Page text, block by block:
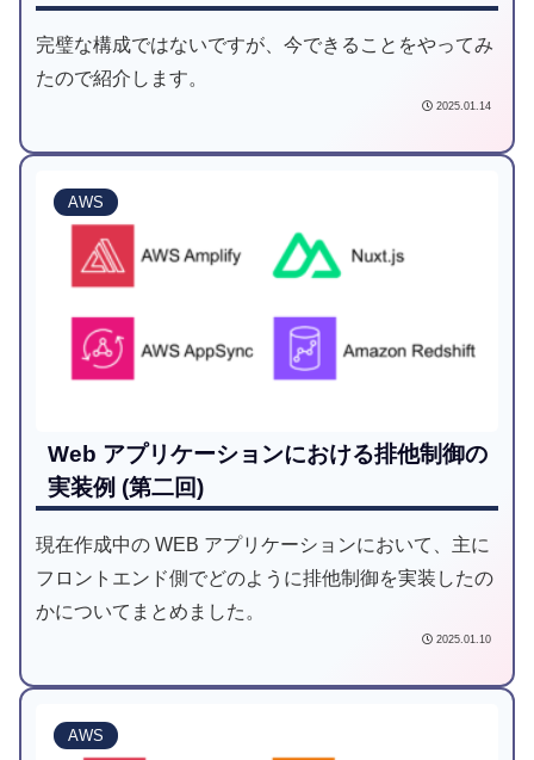
完璧な構成ではないですが、今できることをやってみ
たので紹介します。
2025.01.14
AWS
Web アプリケーションにおける排他制御の
実装例 (第二回)
現在作成中の WEB アプリケーションにおいて、主に
フロントエンド側でどのように排他制御を実装したの
かについてまとめました。
2025.01.10
AWS